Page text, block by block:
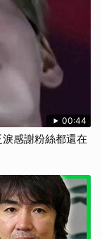
00:44
感謝粉絲都還在